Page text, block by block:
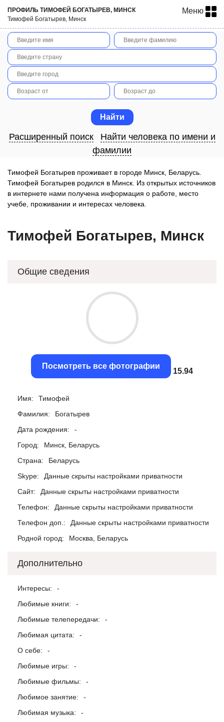
ПРОФИЛЬ ТИМОФЕЙ БОГАТЫРЕВ, МИНСК
Тимофей Богатырев, Минск
Меню
Расширенный поиск
Найти человека по имени и
фамилии
Тимофей Богатырев проживает в городе Минск, Беларусь.
Тимофей Богатырев родился в Минск. Из открытых источников
в интернете нами получена информация о работе, место
учебе, проживании и интересах человека.
Тимофей Богатырев, Минск
Общие сведения
Посмотреть все фотографии
15.66
Имя:
Тимофей
Фамилия:
Богатырев
Дата рождения:
-
Город:
Минск, Беларусь
Страна:
Беларусь
Skype:
Данные скрыты настройками приватности
Сайт:
Данные скрыты настройками приватности
Телефон:
Данные скрыты настройками приватности
Телефон доп.:
Данные скрыты настройками приватности
Родной город:
Москва, Беларусь
Дополнительно
Интересы:
-
Любимые книги:
-
Любимые телепередачи:
-
Любимая цитата:
-
О себе:
-
Любимые игры:
-
Любимые фильмы:
-
Любимое занятие:
-
Любимая музыка:
-